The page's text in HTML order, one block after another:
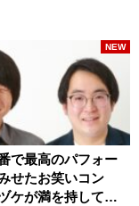
で最高のパフォー
せたお笑いコン
ケが満を持して
NEW